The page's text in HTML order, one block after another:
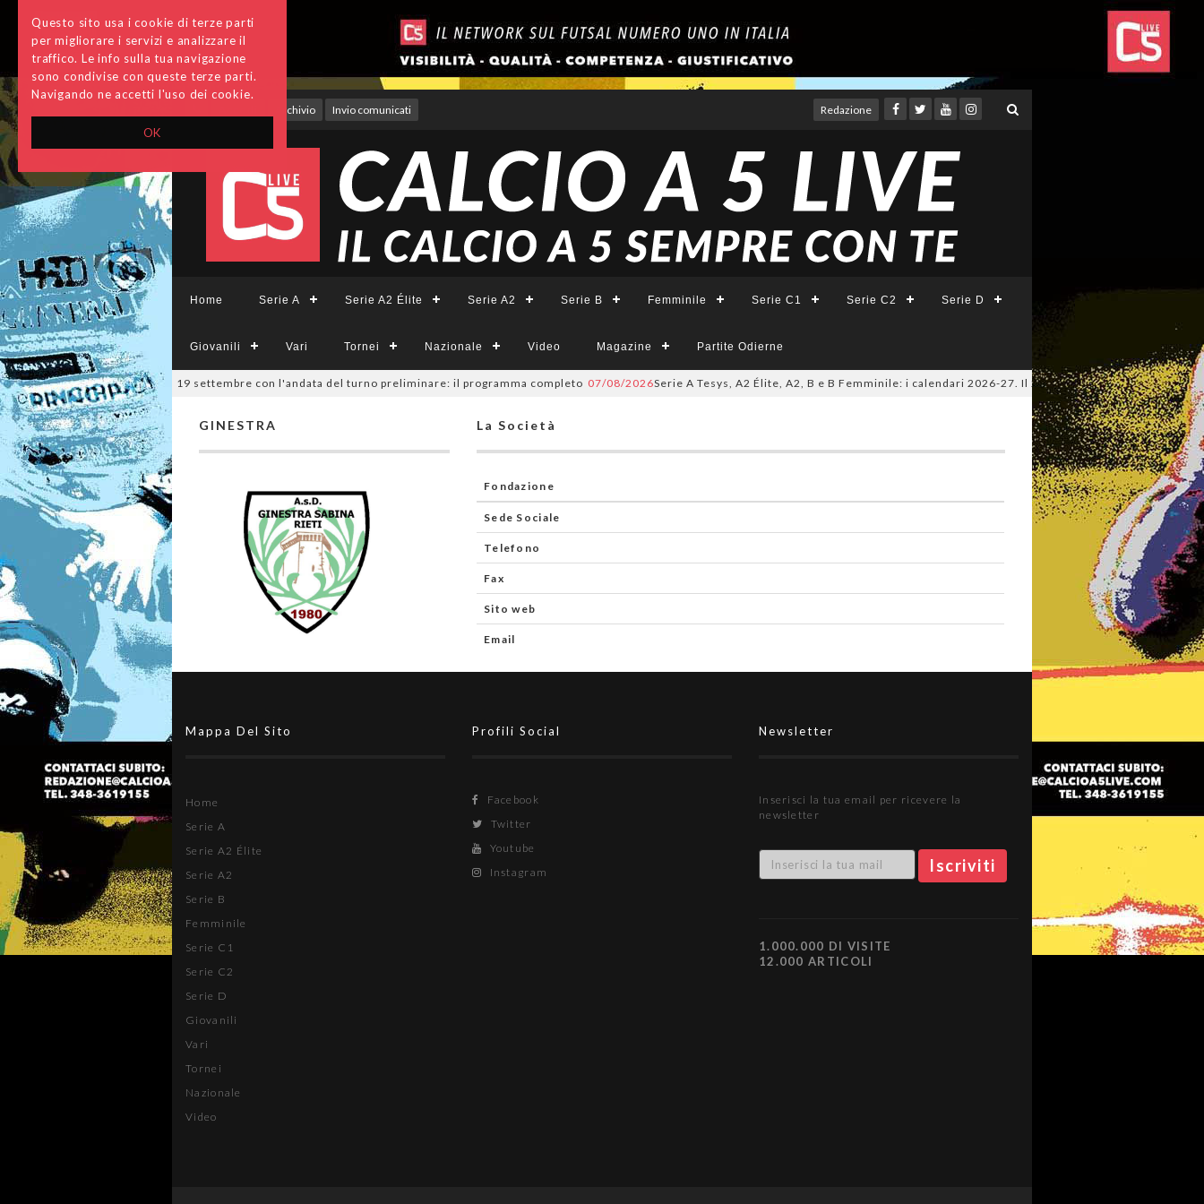
OK
Questo sito usa i cookie di terze parti
per migliorare i servizi e analizzare il
traffico. Le info sulla tua navigazione
sono condivise con queste terze parti.
Navigando ne accetti l'uso dei cookie.
Archivio Invio comunicati Redazione
Home Serie A Serie A2 Élite Serie A2 Serie B Femminile Serie C1 Serie C2 Serie D
Giovanili Vari Tornei Nazionale Video Magazine Partite Odierne
Coppa Divisione, si parte il 19 settembre con l'andata del turno preliminare: il programma completo 07/08/2026Serie A Tesys, A2 Élite, A2, B e B Femminile: i calendari 2026-27. Il 20 agosto la presentazione della
GINESTRA La Società
Fondazione
Sede Sociale
Telefono
Fax
Sito web
Email
Mappa Del Sito
Home
Serie A
Serie A2 Élite
Serie A2
Serie B
Femminile
Serie C1
Serie C2
Serie D
Giovanili
Vari
Tornei
Nazionale
Video
Profili Social
Facebook
Twitter
Youtube
Instagram
Newsletter
Inserisci la tua email per ricevere la
newsletter
1.000.000 DI VISITE
12.000 ARTICOLI